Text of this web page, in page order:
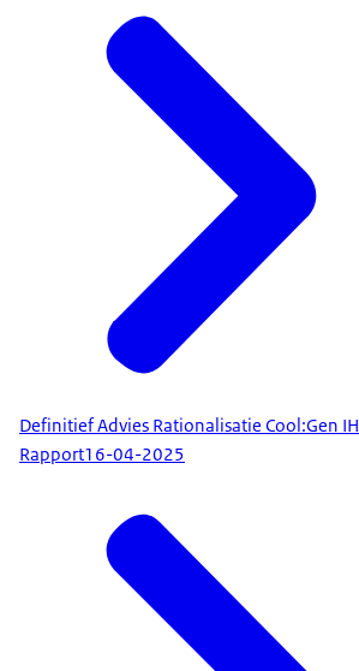
Definitief Advies Rationalisatie Cool:Gen IH
Rapport16-04-2025